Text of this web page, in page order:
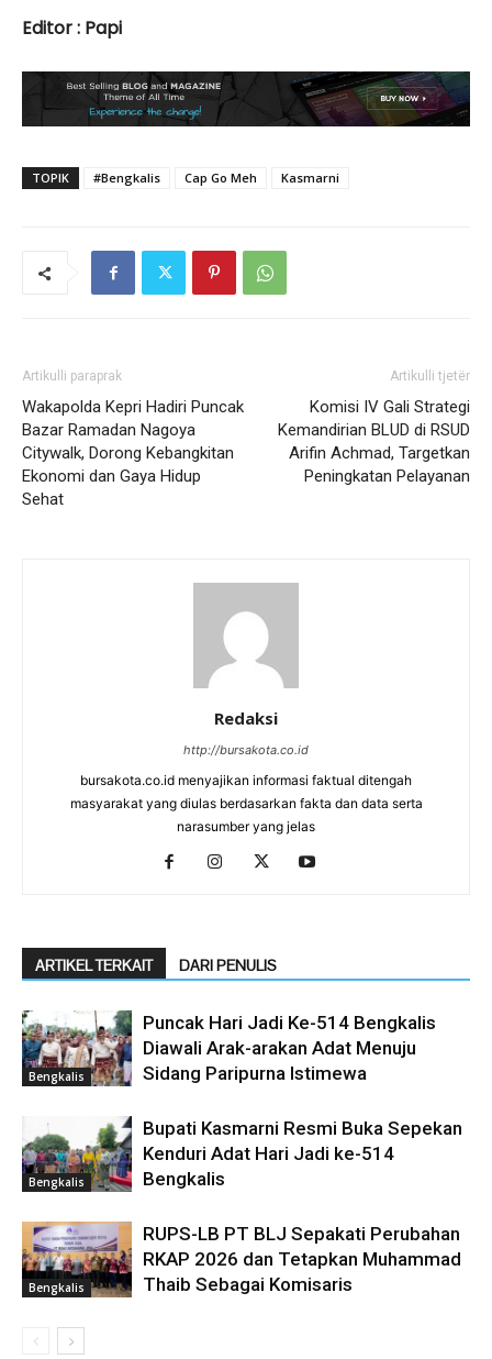
Editor : Papi
TOPIK #Bengkalis Cap Go Meh Kasmarni
Artikulli paraprak
Wakapolda Kepri Hadiri Puncak
Bazar Ramadan Nagoya
Citywalk, Dorong Kebangkitan
Ekonomi dan Gaya Hidup
Sehat
Artikulli tjetër
Komisi IV Gali Strategi
Kemandirian BLUD di RSUD
Arifin Achmad, Targetkan
Peningkatan Pelayanan
Redaksi
http://bursakota.co.id
bursakota.co.id menyajikan informasi faktual ditengah
masyarakat yang diulas berdasarkan fakta dan data serta
narasumber yang jelas
ARTIKEL TERKAIT DARI PENULIS
Bengkalis
Puncak Hari Jadi Ke-514 Bengkalis
Diawali Arak-arakan Adat Menuju
Sidang Paripurna Istimewa
Bengkalis
Bupati Kasmarni Resmi Buka Sepekan
Kenduri Adat Hari Jadi ke-514
Bengkalis
Bengkalis
RUPS-LB PT BLJ Sepakati Perubahan
RKAP 2026 dan Tetapkan Muhammad
Thaib Sebagai Komisaris